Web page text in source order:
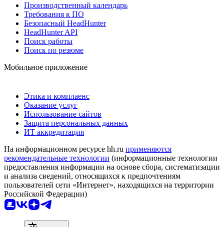
Производственный календарь
Требования к ПО
Безопасный HeadHunter
HeadHunter API
Поиск работы
Поиск по резюме
Мобильное приложение
Этика и комплаенс
Оказание услуг
Использование сайтов
Защита персональных данных
ИТ аккредитация
На информационном ресурсе hh.ru применяются
рекомендательные технологии (информационные технологии
предоставления информации на основе сбора, систематизации
и анализа сведений, относящихся к предпочтениям
пользователей сети «Интернет», находящихся на территории
Российской Федерации)